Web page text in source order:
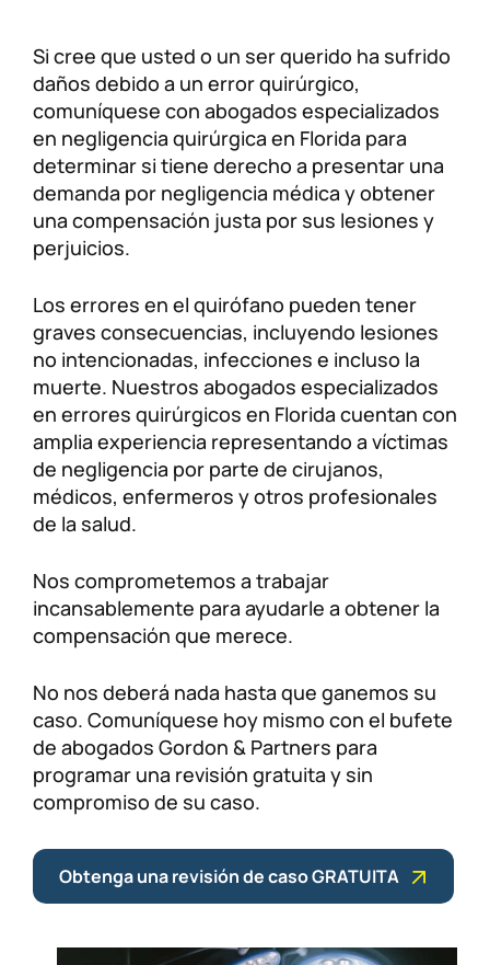
Compensación a trabajadores
Veterans Benefits
Admiralty & Maritime Law
Mass Torts
Carreras
Si cree que usted o un ser querido ha sufrido
daños debido a un error quirúrgico,
comuníquese con abogados especializados
en negligencia quirúrgica en Florida para
determinar si tiene derecho a presentar una
demanda por negligencia médica y obtener
una compensación justa por sus lesiones y
perjuicios.
Los errores en el quirófano pueden tener
graves consecuencias, incluyendo lesiones
no intencionadas, infecciones e incluso la
muerte. Nuestros abogados especializados
en errores quirúrgicos en Florida cuentan con
amplia experiencia representando a víctimas
de negligencia por parte de cirujanos,
médicos, enfermeros y otros profesionales
de la salud.
Nos comprometemos a trabajar
incansablemente para ayudarle a obtener la
compensación que merece.
No nos deberá nada hasta que ganemos su
caso. Comuníquese hoy mismo con el bufete
de abogados Gordon & Partners para
programar una revisión gratuita y sin
compromiso de su caso.
Obtenga una revisión de caso GRATUITA